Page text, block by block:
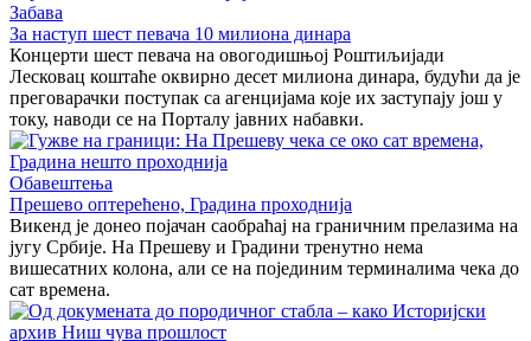
Забава
За наступ шест певача 10 милиона динара
Концерти шест певача на овогодишњој Роштиљијади
Лесковац коштаће оквирно десет милиона динара, будући да је
преговарачки поступак са агенцијама које их заступају још у
току, наводи се на Порталу јавних набавки.
Обавештења
Прешево оптерећено, Градина проходнија
Викенд је донео појачан саобраћај на граничним прелазима на
југу Србије. На Прешеву и Градини тренутно нема
вишесатних колона, али се на појединим терминалима чека до
сат времена.